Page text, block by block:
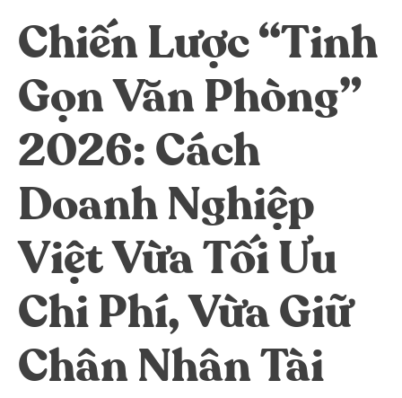
Về Dreamplex
Dreamplex
Địa điểm
Dreamplex Private Trần Quốc Toản
Dreamplex Ngô Quang Huy
Dreamplex Nguyễn Trung Ngạn
Dreamplex Thái Hà
Vì sao nên chọn Dreamplex
Blog
Kết nối Hợp tác
Chiến Lược “Tinh
Gọn Văn Phòng”
2026: Cách
Doanh Nghiệp
Việt Vừa Tối Ưu
Chi Phí, Vừa Giữ
Chân Nhân Tài